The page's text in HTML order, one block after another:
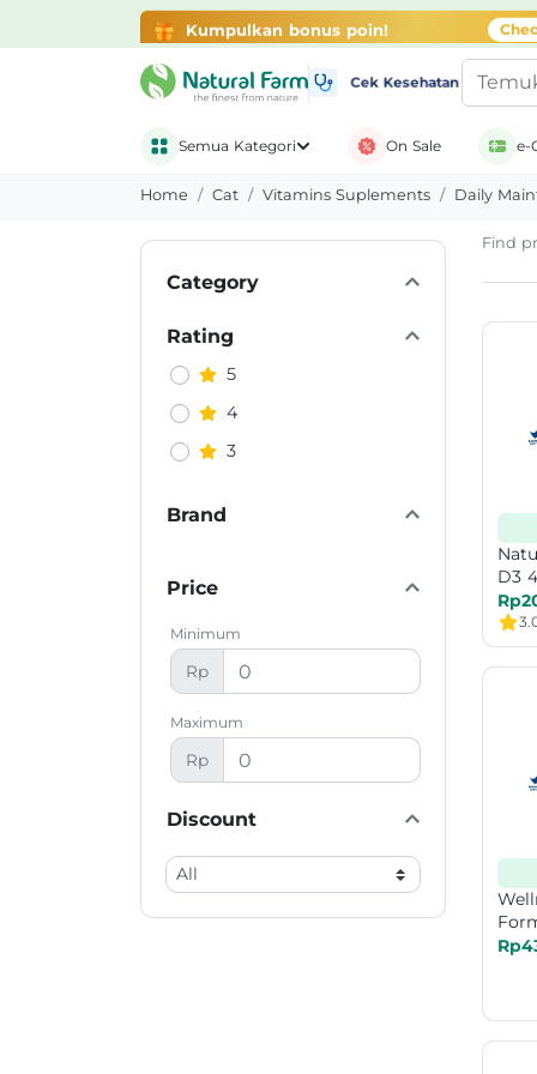
Gratis Ongkir + Banyak Promo
belanja di
Cek Kesehatan
Semua Kategori On Sale e-
Home Cat Vitamins Suplements Daily
Category
Rating
5
4
3
Brand
Price
Minimum
Rp
Maximum
Rp
Discount
Find
D3